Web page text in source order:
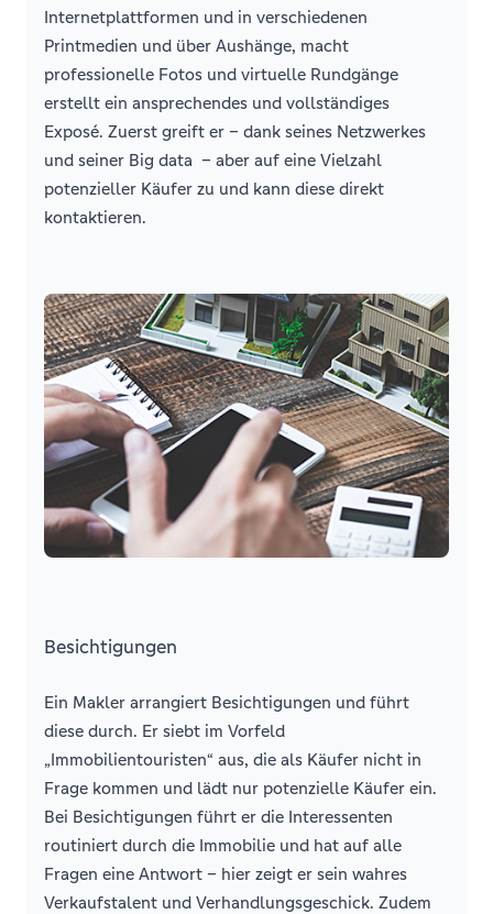
Internetplattformen und in verschiedenen
Printmedien und über Aushänge, macht
professionelle Fotos und virtuelle Rundgänge
erstellt ein ansprechendes und vollständiges
Exposé. Zuerst greift er – dank seines Netzwerkes
und seiner Big data – aber auf eine Vielzahl
potenzieller Käufer zu und kann diese direkt
kontaktieren.
Besichtigungen
Ein Makler arrangiert Besichtigungen und führt
diese durch. Er siebt im Vorfeld
„Immobilientouristen“ aus, die als Käufer nicht in
Frage kommen und lädt nur potenzielle Käufer ein.
Bei Besichtigungen führt er die Interessenten
routiniert durch die Immobilie und hat auf alle
Fragen eine Antwort – hier zeigt er sein wahres
Verkaufstalent und Verhandlungsgeschick. Zudem